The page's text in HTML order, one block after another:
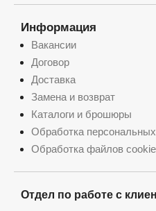
Информация
Вакансии
Договор
Доставка
Замена и возврат
Каталоги и брошюры
Обработка
Обработка файлов cookie
Отдел по работе с